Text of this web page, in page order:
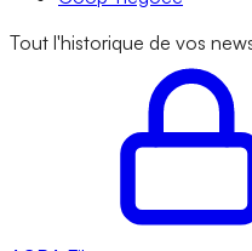
Tout l'historique de vos